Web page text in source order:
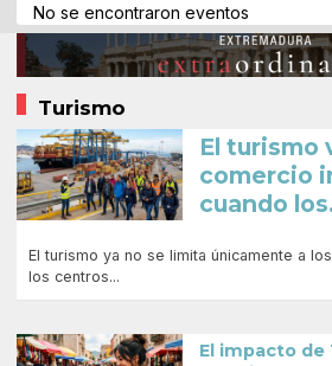
No se encontraron eventos
Turismo
El turismo
comercio
cuando
El turismo ya no se limita únicamente a
los centros...
El impacto de